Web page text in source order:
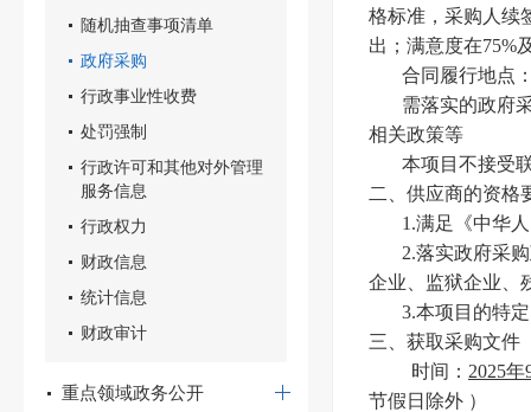
随机抽查事项清单
政府采购
行政事业性收费
处罚强制
行政许可和其他对外管理
服务信息
行政权力
财政信息
统计信息
财政审计
重点领域政务公开
格标准，采购人续
出；满意度在75%
合同履行地点
需落实的政府
相关政策等
本项目不接受
二、供应商的资格
1.满足《中华
2.落实政府采
企业、监狱企业、
3.本项目的特
三、获取采购文件
时间： 2025年
节假日除外 ）